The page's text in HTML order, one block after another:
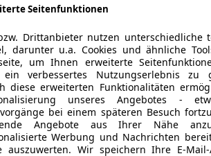
Seitenfunktionen
Drittanbieter nutzen unterschiedliche
darunter u.a. Cookies und ähnliche
um Ihnen erweiterte
verbessertes Nutzungserlebnis zu
diese erweiterten Funktionalitäten
unseres Angebotes -
bei einem späteren Besuch
Angebote aus Ihrer Nähe
Werbung und Nachrichten
auszuwerten. Wir speichern Ihre E-Mail-
➚
xDrive M Sport Pro 19
HuD 360°